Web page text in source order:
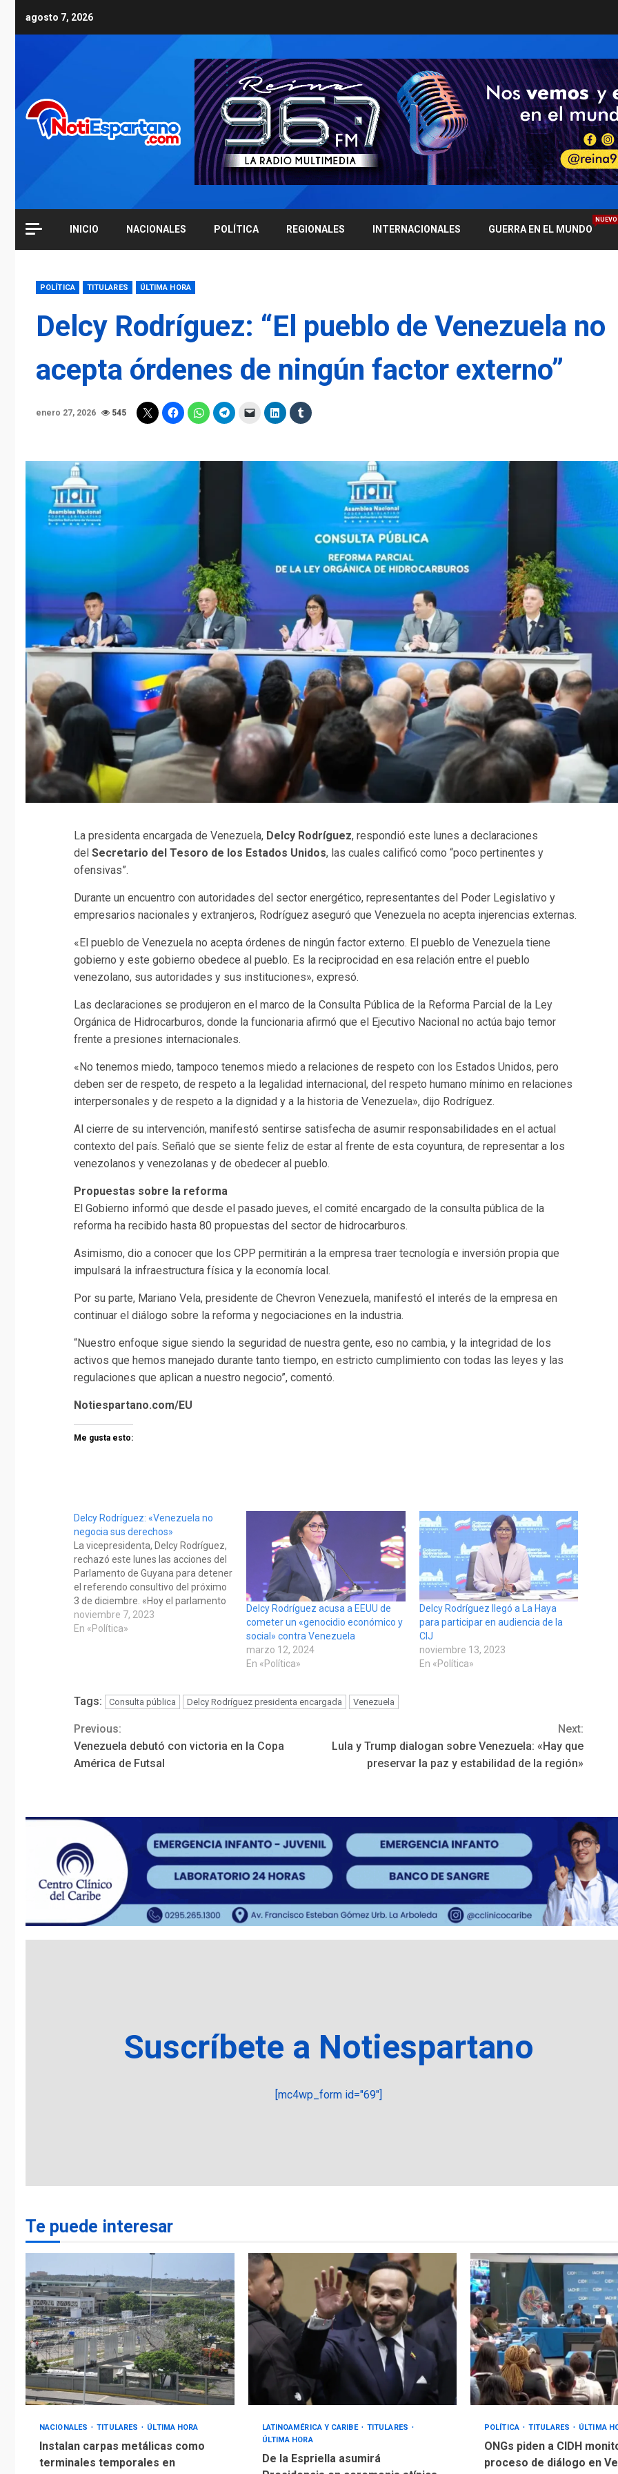
agosto 7, 2026
INICIO NACIONALES POLÍTICA REGIONALES INTERNACIONALES GUERRA EN EL MUNDO
NUEVO
POLÍTICA TITULARES ÚLTIMA HORA
Delcy Rodríguez: “El pueblo de Venezuela no
acepta órdenes de ningún factor externo”
enero 27, 2026 545
La presidenta encargada de Venezuela, Delcy Rodríguez, respondió este lunes a declaraciones
del Secretario del Tesoro de los Estados Unidos, las cuales calificó como “poco pertinentes y
ofensivas”.
Durante un encuentro con autoridades del sector energético, representantes del Poder Legislativo y
empresarios nacionales y extranjeros, Rodríguez aseguró que Venezuela no acepta injerencias externas.
«El pueblo de Venezuela no acepta órdenes de ningún factor externo. El pueblo de Venezuela tiene
gobierno y este gobierno obedece al pueblo. Es la reciprocidad en esa relación entre el pueblo
venezolano, sus autoridades y sus instituciones», expresó.
Las declaraciones se produjeron en el marco de la Consulta Pública de la Reforma Parcial de la Ley
Orgánica de Hidrocarburos, donde la funcionaria afirmó que el Ejecutivo Nacional no actúa bajo temor
frente a presiones internacionales.
«No tenemos miedo, tampoco tenemos miedo a relaciones de respeto con los Estados Unidos, pero
deben ser de respeto, de respeto a la legalidad internacional, del respeto humano mínimo en relaciones
interpersonales y de respeto a la dignidad y a la historia de Venezuela», dijo Rodríguez.
Al cierre de su intervención, manifestó sentirse satisfecha de asumir responsabilidades en el actual
contexto del país. Señaló que se siente feliz de estar al frente de esta coyuntura, de representar a los
venezolanos y venezolanas y de obedecer al pueblo.
Propuestas sobre la reforma
El Gobierno informó que desde el pasado jueves, el comité encargado de la consulta pública de la
reforma ha recibido hasta 80 propuestas del sector de hidrocarburos.
Asimismo, dio a conocer que los CPP permitirán a la empresa traer tecnología e inversión propia que
impulsará la infraestructura física y la economía local.
Por su parte, Mariano Vela, presidente de Chevron Venezuela, manifestó el interés de la empresa en
continuar el diálogo sobre la reforma y negociaciones en la industria.
“Nuestro enfoque sigue siendo la seguridad de nuestra gente, eso no cambia, y la integridad de los
activos que hemos manejado durante tanto tiempo, en estricto cumplimiento con todas las leyes y las
regulaciones que aplican a nuestro negocio”, comentó.
Notiespartano.com/EU
Me gusta esto:
Delcy Rodríguez: «Venezuela no
negocia sus derechos»
La vicepresidenta, Delcy Rodríguez,
rechazó este lunes las acciones del
Parlamento de Guyana para detener
el referendo consultivo del próximo
3 de diciembre. «Hoy el parlamento
de Guyana aprobó una moción
ordenando a este pueblo que
noviembre 7, 2023
En «Política»
Delcy Rodríguez acusa a EEUU de
cometer un «genocidio económico y
social» contra Venezuela
marzo 12, 2024
En «Política»
Delcy Rodríguez llegó a La Haya
para participar en audiencia de la
CIJ
noviembre 13, 2023
En «Política»
Tags: Consulta pública Delcy Rodríguez presidenta encargada Venezuela
Continue
Reading
Previous:
Venezuela debutó con victoria en la Copa
América de Futsal
Next:
Lula y Trump dialogan sobre Venezuela: «Hay que
preservar la paz y estabilidad de la región»
Suscríbete a Notiespartano
[mc4wp_form id="69"]
Te puede interesar
NACIONALES TITULARES ÚLTIMA HORA
Instalan carpas metálicas como
terminales temporales en
LATINOAMÉRICA Y CARIBE
TITULARES
ÚLTIMA HORA
De la Espriella asumirá
POLÍTICA TITULARES ÚLTIMA
ONGs piden a CIDH
proceso de diálogo en